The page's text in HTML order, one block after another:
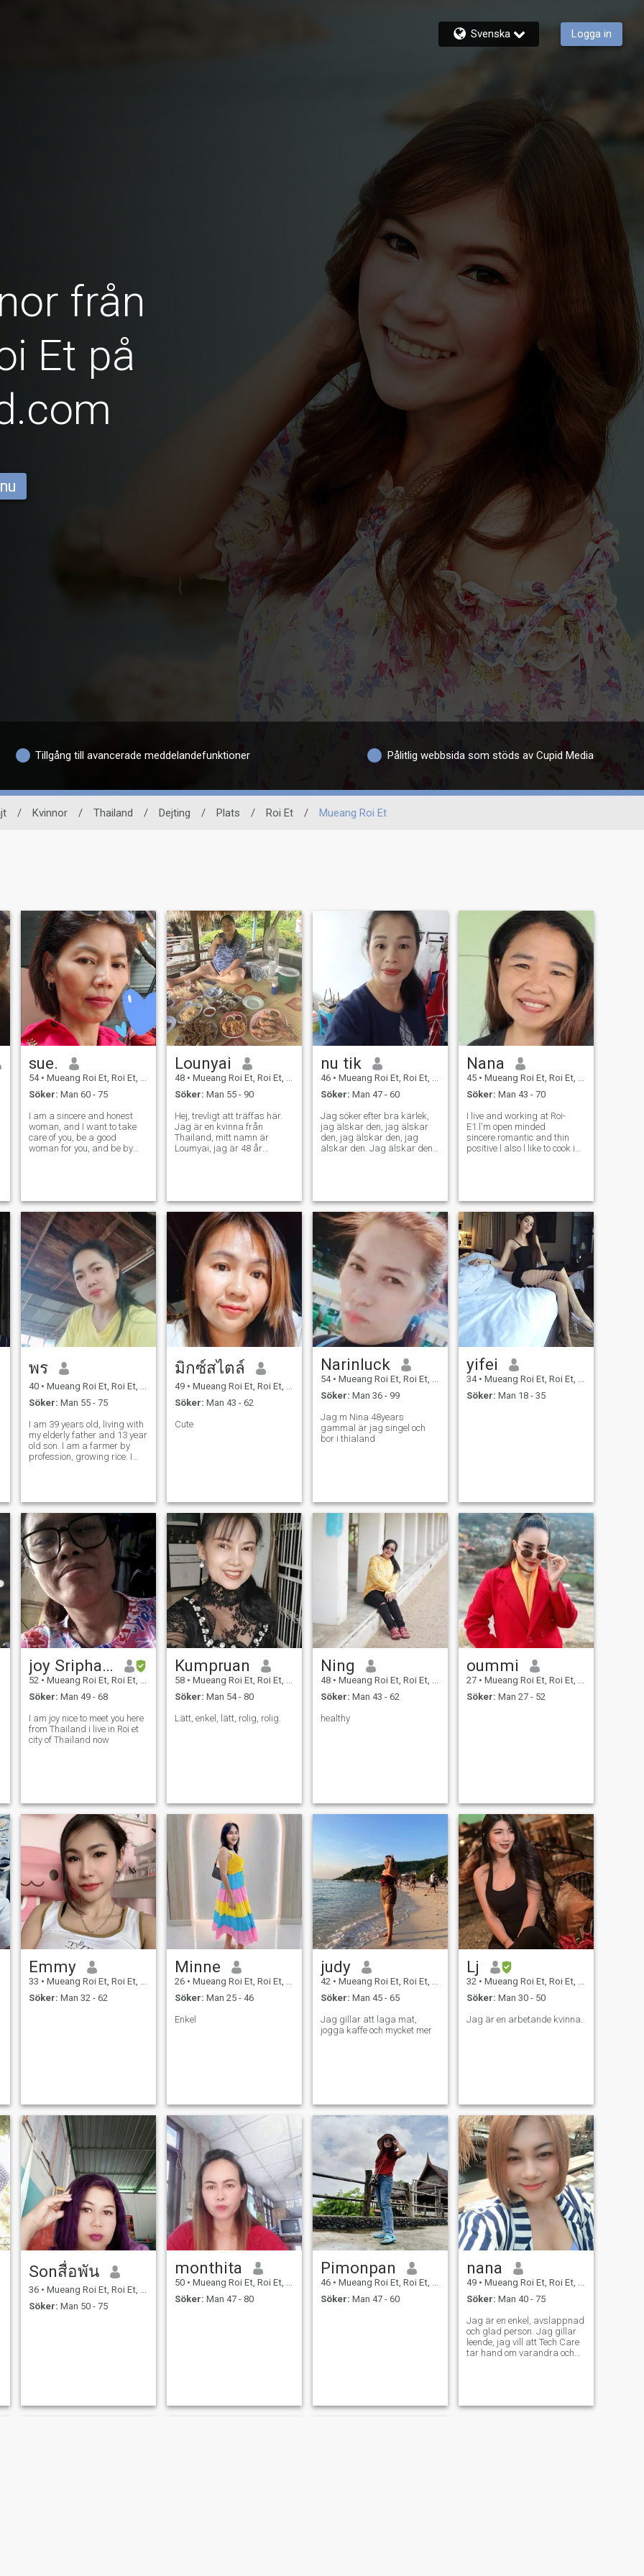
Svenska Logga in
från
Et på
Tillgång till avancerade meddelandefunktioner Pålitlig webbsida som stöds av Cupid Media
/ Kvinnor / Thailand / Dejting / Plats / Roi Et / Mueang Roi Et
sue.
54 • Mueang Roi Et, Roi Et, Thailand
Söker: Man 60 - 75
I am a sincere and honest
woman, and I want to take
care of you, be a good
woman for you, and be by
profile, please contact me.
Lounyai
48 • Mueang Roi Et, Roi Et, Thailand
Söker: Man 55 - 90
Hej, trevligt att träffas här.
Jag är en kvinna från
Thailand, mitt namn är
Loumyai, jag är 48 år
och se nya saker i livet. - Jag
letar efter ett förhållande.
Jag letar efter ett långsiktigt,
stabilt förhållande fyllt med
lojalitet. Jag spelar inga
spel, jag vill bara ha en
person att vara med till
slutet, genom tjocka och
tunna. Vi kommer att ta
hand om varandra. Jag ser
inte dig som en bankomat.
Men allt jag vill är sann
kärlek och förmågan att
stötta varandra så att vi
riktning och vara lyckliga i
våra sista dagar. Jag
kommer att vänta på dig.
nu tik
46 • Mueang Roi Et, Roi Et, Thailand
Söker: Man 47 - 60
Jag söker efter bra kärlek,
jag älskar den, jag älskar
den, jag älskar den, jag
älskar den. Jag älskar den.
Nana
45 • Mueang Roi Et, Roi Et, Thailand
Söker: Man 43 - 70
I live and working at Roi-
E1.l'm open minded
sincere.romantic and thin
positive l also l like to cook in
an easy people who likes to
help a people,
พร
40 • Mueang Roi Et, Roi Et, Thailand
Söker: Man 55 - 75
I am 39 years old, living with
my elderly father and 13 year
old son. I am a farmer by
profession, growing rice. I
th
มิกซ์สไตล์
49 • Mueang Roi Et, Roi Et, Thailand
Söker: Man 43 - 62
Cute
Narinluck
54 • Mueang Roi Et, Roi Et, Thailand
Söker: Man 36 - 99
Jag:m Nina 48years
gammal är jag singel och
bor i thialand
yifei
34 • Mueang Roi Et, Roi Et, Thailand
Söker: Man 18 - 35
joy Sriphawong
52 • Mueang Roi Et, Roi Et, Thailand
Söker: Man 49 - 68
I am joy nice to meet you here
from Thailand i live in Roi et
city of Thailand now
Kumpruan
58 • Mueang Roi Et, Roi Et, Thailand
Söker: Man 54 - 80
Lätt, enkel, lätt, rolig, rolig.
Ning
48 • Mueang Roi Et, Roi Et, Thailand
Söker: Man 43 - 62
healthy
oummi
27 • Mueang Roi Et, Roi Et, Thailand
Söker: Man 27 - 52
Emmy
33 • Mueang Roi Et, Roi Et, Thailand
Söker: Man 32 - 62
Minne
26 • Mueang Roi Et, Roi Et, Thailand
Söker: Man 25 - 46
Enkel
judy
42 • Mueang Roi Et, Roi Et, Thailand
Söker: Man 45 - 65
Jag gillar att laga mat,
jogga kaffe och mycket mer
Lj
32 • Mueang Roi Et, Roi Et, Thailand
Söker: Man 30 - 50
Jag är en arbetande kvinna.
Sonสื่อพัน
36 • Mueang Roi Et, Roi Et, Thailand
Söker: Man 50 - 75
monthita
50 • Mueang Roi Et, Roi Et, Thailand
Söker: Man 47 - 80
Pimonpan
46 • Mueang Roi Et, Roi Et, Thailand
Söker: Man 47 - 60
nana
49 • Mueang Roi Et, Roi Et, Thailand
Söker: Man 40 - 75
Jag är en enkel, avslappnad
och glad person. Jag gillar
leende, jag vill att Tech Care
tar hand om varandra och
mycket besviken på kärlek i